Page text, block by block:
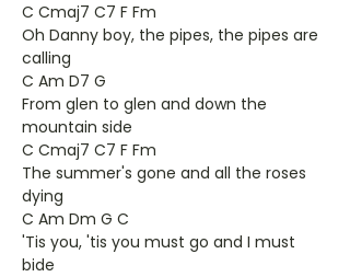
C Cmaj7 C7 F Fm
Oh Danny boy, the pipes, the pipes are
calling
C Am D7 G
From glen to glen and down the
mountain side
C Cmaj7 C7 F Fm
The summer's gone and all the roses
dying
C Am Dm G C
'Tis you, 'tis you must go and I must
bide